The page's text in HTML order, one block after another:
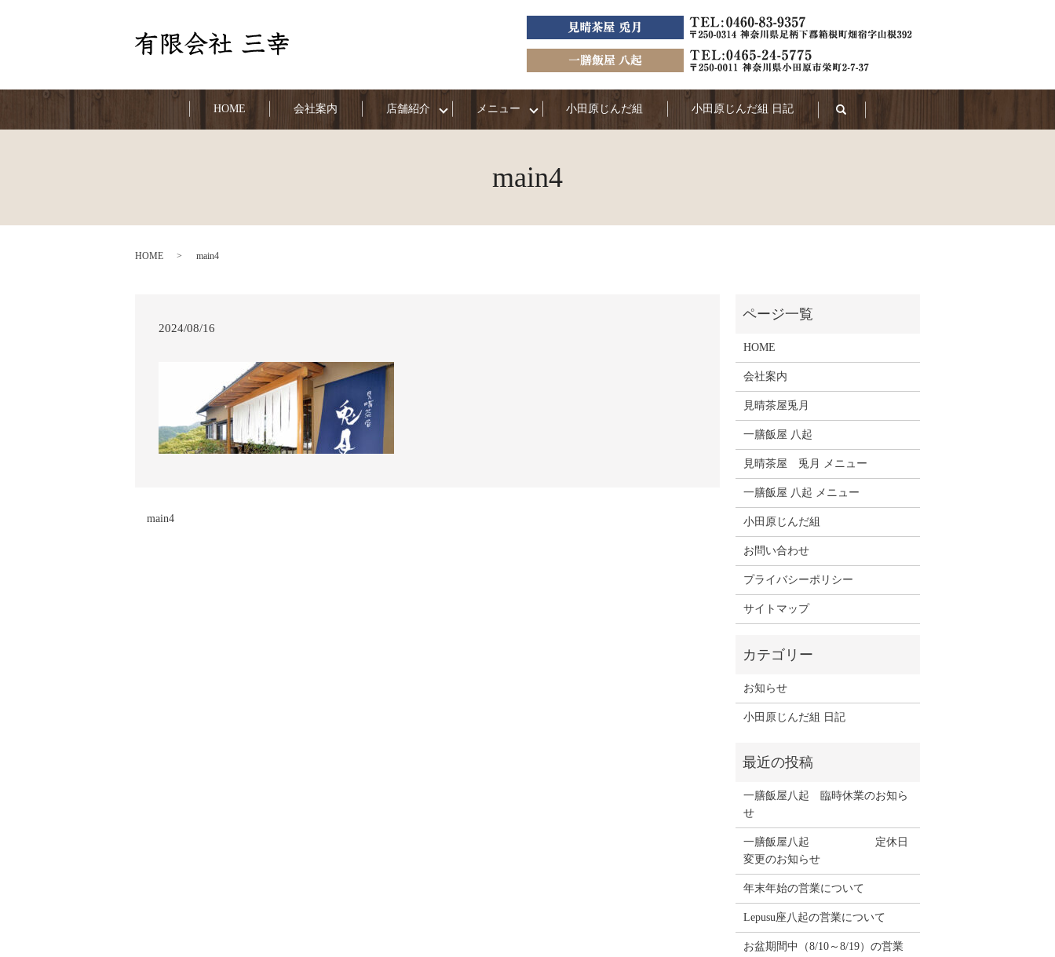
HOME 会社案内 店舗紹介 メニュー 小田原じんだ組 小田原じんだ組 日記 search
main4
HOME main4
2024/08/16
main4
HOME
会社案内
見晴茶屋兎月
一膳飯屋 八起
見晴茶屋 兎月 メニュー
一膳飯屋 八起 メニュー
小田原じんだ組
お問い合わせ
プライバシーポリシー
サイトマップ
お知らせ
小田原じんだ組 日記
一膳飯屋八起 臨時休業のお知ら
せ
一膳飯屋八起 定休日
変更のお知らせ
年末年始の営業について
Lepusu座八起の営業について
お盆期間中（8/10～8/19）の営業